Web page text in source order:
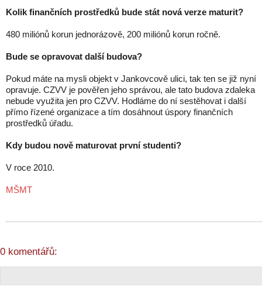
Kolik finančních prostředků bude stát nová verze maturit?
480 miliónů korun jednorázově, 200 miliónů korun ročně.
Bude se opravovat další budova?
Pokud máte na mysli objekt v Jankovcově ulici, tak ten se již nyní
opravuje. CZVV je pověřen jeho správou, ale tato budova zdaleka
nebude využita jen pro CZVV. Hodláme do ní sestěhovat i další
přímo řízené organizace a tím dosáhnout úspory finančních
prostředků úřadu.
Kdy budou nově maturovat první studenti?
V roce 2010.
MŠMT
0 komentářů: